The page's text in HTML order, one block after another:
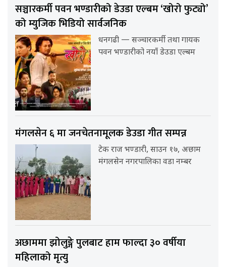
सञ्चारकर्मी पवन भण्डारीको डेउडा एल्बम ‘खोरो फुट्यो’
को म्युजिक भिडियो सार्वजनिक
धनगढी — सञ्चारकर्मी तथा गायक
पवन भण्डारीको नयाँ डेउडा एल्बम
मंगलसेन ६ मा जनचेतनामूलक डेउडा गीत सम्पन्न
टेक राज भण्डारी, साउन १७, अछाम
मंगलसेन नगरपालिका वडा नम्बर
अछाममा झोलुङ्गे पुलबाट हाम फाल्दा ३० वर्षीया
महिलाको मृत्यु